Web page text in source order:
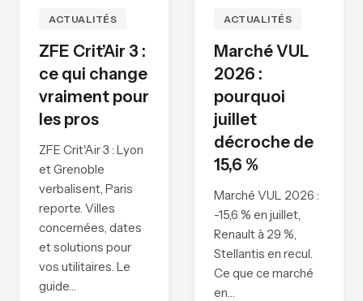
ACTUALITÉS
ZFE Crit’Air 3 :
ce qui change
vraiment pour
les pros
ZFE Crit'Air 3 : Lyon
et Grenoble
verbalisent, Paris
reporte. Villes
concernées, dates
et solutions pour
vos utilitaires. Le
guide…
ACTUALITÉS
Marché VUL
2026 :
pourquoi
juillet
décroche de
15,6 %
Marché VUL 2026 :
-15,6 % en juillet,
Renault à 29 %,
Stellantis en recul.
Ce que ce marché
en…